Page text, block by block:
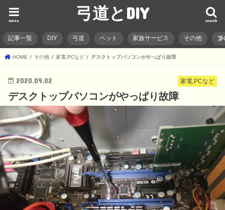
弓道とDIY search
menu
記事一覧 DIY 弓道 ペット 家族サービス その他 ブ
HOME その他 家電,PCなど デスクトップパソコンがやっぱり故障
家電,PCなど
2020.09.02
デスクトップパソコンがやっぱり故障